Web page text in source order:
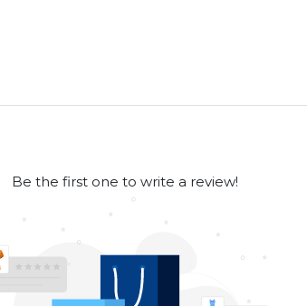
Be the first one to write a review!